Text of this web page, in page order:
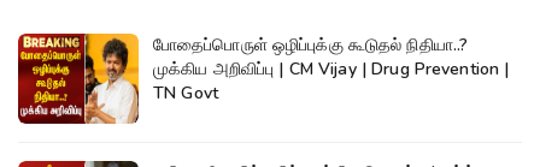
போதைப்பொருள் ஒழிப்புக்கு கூடுதல் நிதியா..?
முக்கிய அறிவிப்பு | CM Vijay | Drug Prevention |
TN Govt